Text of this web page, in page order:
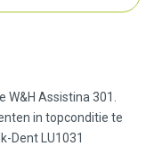
W&H Assistina 301.
in topconditie te
Dent LU1031